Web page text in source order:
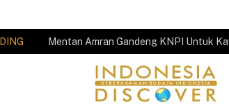
Mentan Amran Gandeng KNPI Untuk